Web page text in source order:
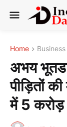
Home Business
अभय
पीड़ितों
में 5 करोड़